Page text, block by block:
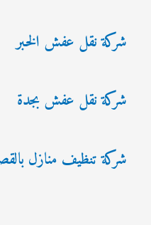
شركة نقل عفش الخبر
شركة نقل عفش بجدة
شركة تنظيف منازل